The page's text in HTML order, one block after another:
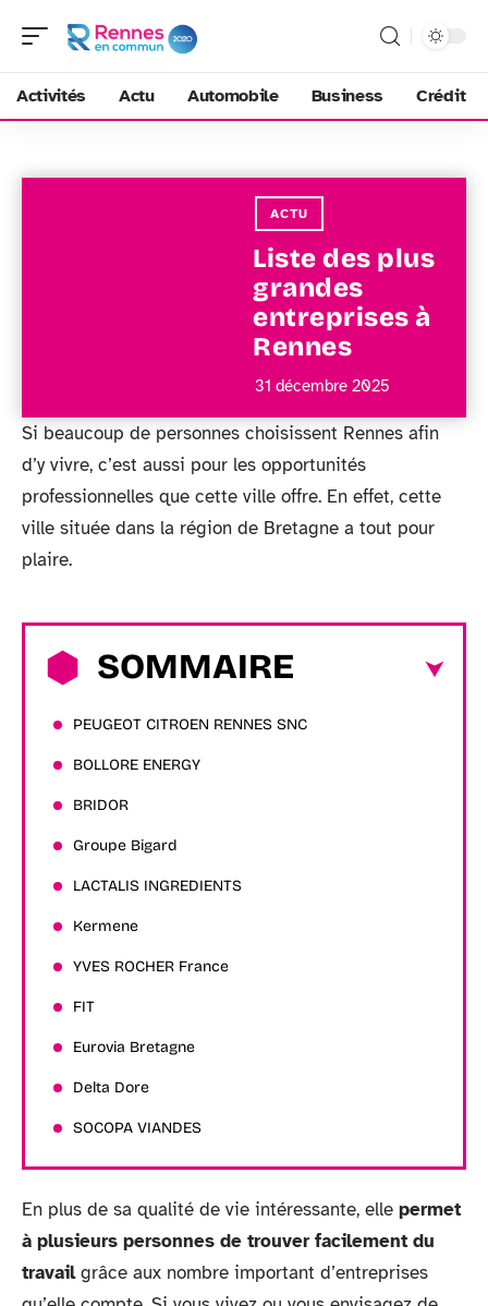
Activités Actu Automobile Business Crédit
ACTU
Liste des plus
grandes
entreprises à
Rennes
31 décembre 2025
Si beaucoup de personnes choisissent Rennes afin
d’y vivre, c’est aussi pour les opportunités
professionnelles que cette ville offre. En effet, cette
ville située dans la région de Bretagne a tout pour
plaire.
SOMMAIRE
PEUGEOT CITROEN RENNES SNC
BOLLORE ENERGY
BRIDOR
Groupe Bigard
LACTALIS INGREDIENTS
Kermene
YVES ROCHER France
FIT
Eurovia Bretagne
Delta Dore
SOCOPA VIANDES
En plus de sa qualité de vie intéressante, elle permet
à plusieurs personnes de trouver facilement du
travailgrâce aux nombre important d’entreprises